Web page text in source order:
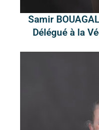
Samir
Délégué à la